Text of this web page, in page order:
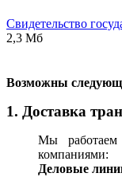
Свидетельство
2,3 Мб
Возможны
1. Доставка
Мы работаем
Деловые